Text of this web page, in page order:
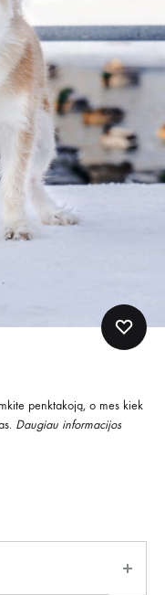
penktakoją, o mes kiek
Daugiau informacijos